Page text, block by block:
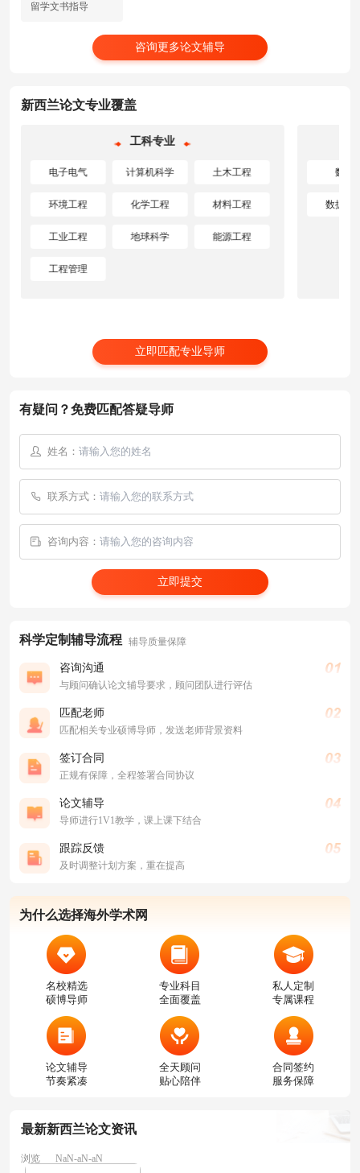
留学文书指导
咨询更多论文辅导
新西兰论文专业覆盖
工科专业
电子电气 计算机科学 土木工程
环境工程 化学工程 材料工程
工业工程 地球科学 能源工程
工程管理
数学
数据科
立即匹配专业导师
有疑问？免费匹配答疑导师
姓名：
联系方式：
咨询内容：
立即提交
科学定制辅导流程 辅导质量保障
咨询沟通
与顾问确认论文辅导要求，顾问团队进行评估
匹配老师
匹配相关专业硕博导师，发送老师背景资料
签订合同
正规有保障，全程签署合同协议
论文辅导
导师进行1V1教学，课上课下结合
跟踪反馈
及时调整计划方案，重在提高
为什么选择海外学术网
名校精选
硕博导师
专业科目
全面覆盖
私人定制
专属课程
论文辅导
节奏紧凑
全天顾问
贴心陪伴
合同签约
服务保障
最新新西兰论文资讯
浏览 NaN-aN-aN